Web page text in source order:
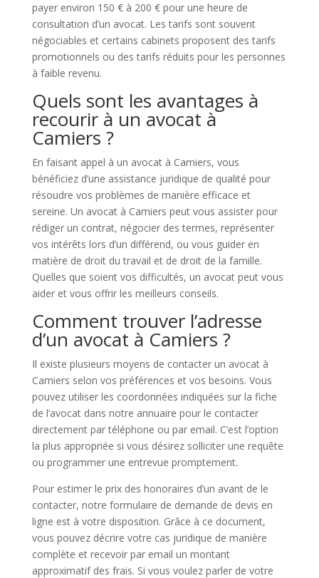
payer environ 150 € à 200 € pour une heure de
consultation d’un avocat. Les tarifs sont souvent
négociables et certains cabinets proposent des tarifs
promotionnels ou des tarifs réduits pour les personnes
à faible revenu.
Quels sont les avantages à
recourir à un avocat à
Camiers ?
En faisant appel à un avocat à Camiers, vous
bénéficiez d’une assistance juridique de qualité pour
résoudre vos problèmes de manière efficace et
sereine. Un avocat à Camiers peut vous assister pour
rédiger un contrat, négocier des termes, représenter
vos intérêts lors d’un différend, ou vous guider en
matière de droit du travail et de droit de la famille.
Quelles que soient vos difficultés, un avocat peut vous
aider et vous offrir les meilleurs conseils.
Comment trouver l’adresse
d’un avocat à Camiers ?
Il existe plusieurs moyens de contacter un avocat à
Camiers selon vos préférences et vos besoins. Vous
pouvez utiliser les coordonnées indiquées sur la fiche
de l’avocat dans notre annuaire pour le contacter
directement par téléphone ou par email. C’est l’option
la plus appropriée si vous désirez solliciter une requête
ou programmer une entrevue promptement.
Pour estimer le prix des honoraires d’un avant de le
contacter, notre formulaire de demande de devis en
ligne est à votre disposition. Grâce à ce document,
vous pouvez décrire votre cas juridique de manière
complète et recevoir par email un montant
approximatif des frais. Si vous voulez parler de votre